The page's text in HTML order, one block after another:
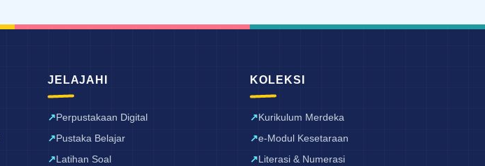
JELAJAHI
Perpustakaan Digital
Pustaka Belajar
Latihan Soal
KOLEKSI
Kurikulum Merdeka
e-Modul Kesetaraan
Literasi & Numerasi